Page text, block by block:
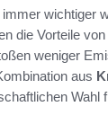
wichtiger
die Vorteile
weniger
aus
Wahl